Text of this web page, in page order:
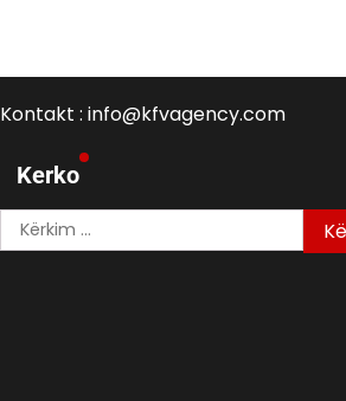
Kontakt : info@kfvagency.com
Kerko
Kërko
për: